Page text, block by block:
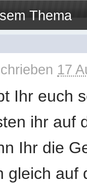
Thema
17
Ihr euch
ihr auf
Ihr die
gleich auf